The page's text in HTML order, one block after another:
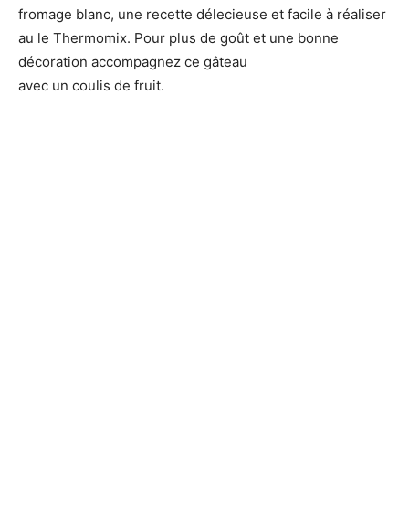
fromage blanc, une recette délecieuse et facile à réaliser
au le Thermomix. Pour plus de goût et une bonne
décoration accompagnez ce gâteau
avec un coulis de fruit.